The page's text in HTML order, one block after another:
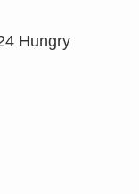
Hungry